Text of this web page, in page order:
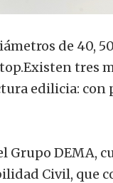
de 40,
tres
edilicia:
Grupo DEMA,
Civil, que